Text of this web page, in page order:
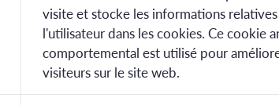
visite et stocke les informations
l'utilisateur dans les cookies. Ce cookie
comportemental est utilisé pour
visiteurs sur le site web.